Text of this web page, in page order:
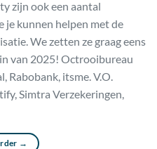
zijn ook een aantal
je kunnen helpen met de
We zetten ze graag eens
van 2025! Octrooibureau
Rabobank, itsme. V.O.
Simtra Verzekeringen,
→